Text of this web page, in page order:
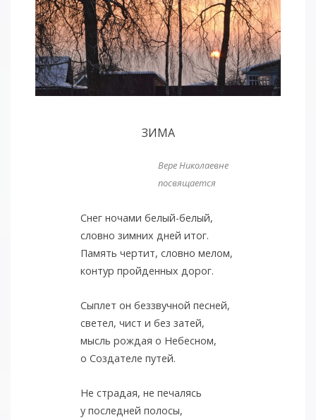
ЗИМА
Вере Николаевне
посвящается
Снег ночами белый-белый,
словно зимних дней итог.
Память чертит, словно мелом,
контур пройденных дорог.
Сыплет он беззвучной песней,
светел, чист и без затей,
мысль рождая о Небесном,
о Создателе путей.
Не страдая, не печалясь
у последней полосы,